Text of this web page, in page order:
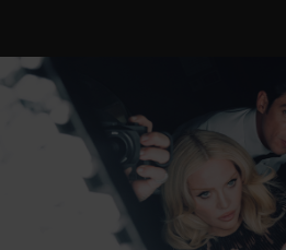
这是带有可以左右移动幻灯片 的